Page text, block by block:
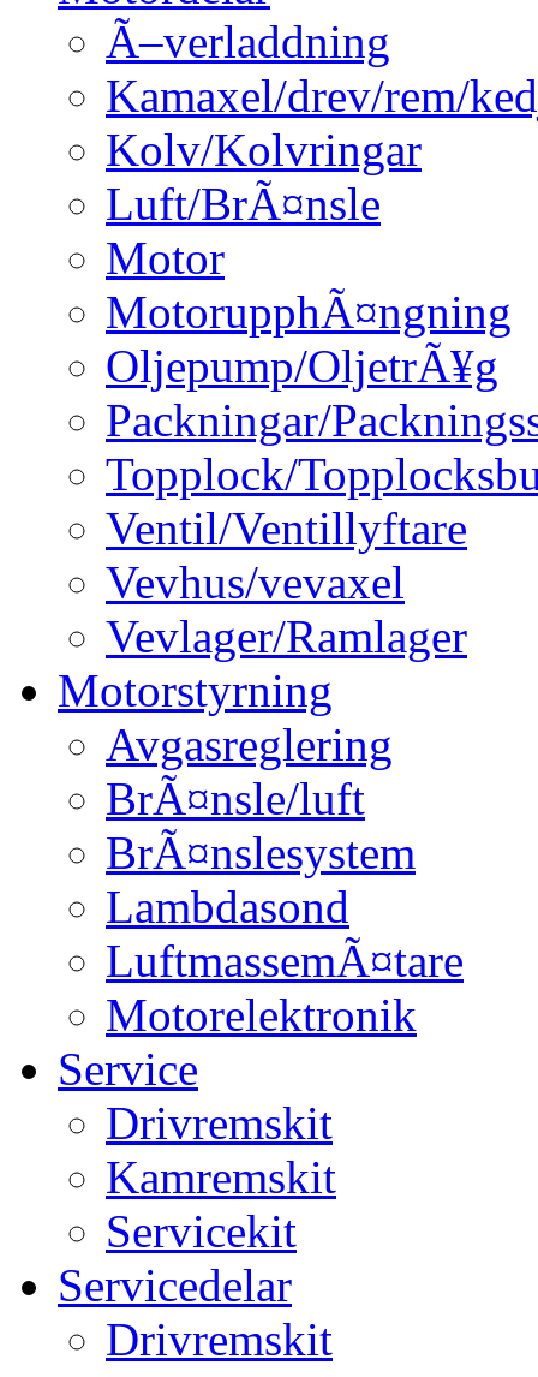
Ã–verladdning
Kamaxel/drev/rem/
Kolv/Kolvringar
Luft/BrÃ¤nsle
Motor
MotorupphÃ¤ngning
Oljepump/OljetrÃ¥g
Packningar/
Topplock/
Ventil/Ventillyftare
Vevhus/vevaxel
Vevlager/Ramlager
Motorstyrning
Avgasreglering
BrÃ¤nsle/luft
BrÃ¤nslesystem
Lambdasond
LuftmassemÃ¤tare
Motorelektronik
Service
Drivremskit
Kamremskit
Servicekit
Servicedelar
Drivremskit